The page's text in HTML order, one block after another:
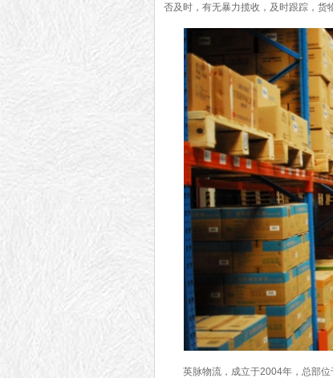
否及时，有无暴力揽收，及时跟踪，货
英脉物流，成立于2004年，总部位